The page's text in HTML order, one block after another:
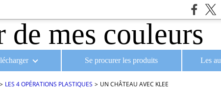
Se procurer les produits Les
> LES 4 OPÉRATIONS PLASTIQUES > UN CHÂTEAU AVEC KLEE